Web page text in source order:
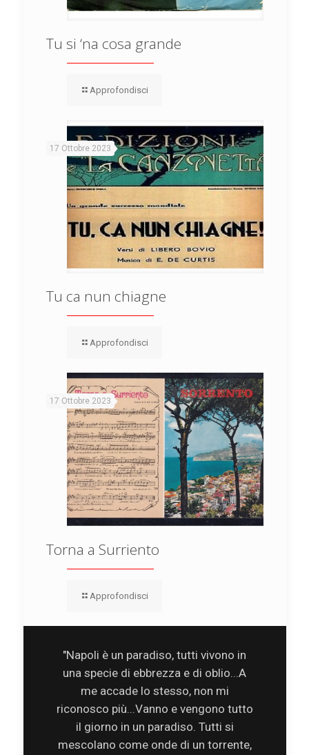
Tu si ‘na cosa grande
Approfondisci
17 Ottobre 2023
Tu ca nun chiagne
Approfondisci
17 Ottobre 2023
Torna a Surriento
Approfondisci
"Napoli è un paradiso, tutti vivono in
una specie di ebbrezza e di oblio...A
me accade lo stesso, non mi
riconosco più...Vanno e vengono tutto
il giorno in un paradiso. Tutti si
mescolano come onde di un torrente,